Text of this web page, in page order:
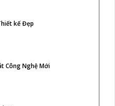
kế Đẹp
Công Nghệ Mới